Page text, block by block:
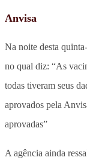
Anvisa
Na noite desta
no qual diz: “As
todas tiveram seus
aprovados pela
aprovadas”
A agência ainda